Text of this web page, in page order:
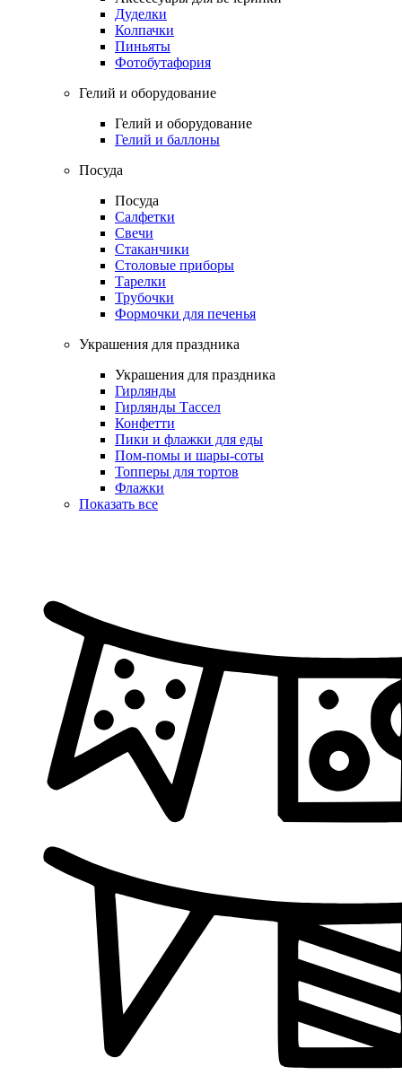
Дуделки
Колпачки
Пиньяты
Фотобутафория
Гелий и оборудование
Гелий и оборудование
Гелий и баллоны
Посуда
Посуда
Салфетки
Свечи
Стаканчики
Столовые приборы
Тарелки
Трубочки
Формочки для печенья
Украшения для праздника
Украшения для праздника
Гирлянды
Гирлянды Тассел
Конфетти
Пики и флажки для еды
Пом-помы и шары-соты
Топперы для тортов
Флажки
Показать все